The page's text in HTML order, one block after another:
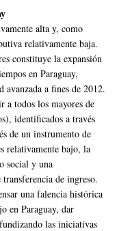
alta y, como
relativamente baja.
constituye la expansión
en Paraguay,
avanzada a fines de 2012.
todos los mayores de
identificados a través
de un instrumento de
relativamente bajo, la
social y una
de ingreso.
una falencia histórica
en Paraguay, dar
las iniciativas